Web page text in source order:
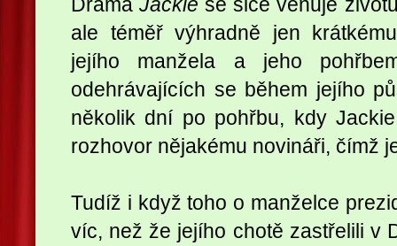
ale téměř výhradně jen
jejího manžela a jeho
odehrávajících se během jejího
několik dní po pohřbu, kdy
rozhovor nějakému novináři, čímž
Tudíž i když toho o manželce
víc, než že jejího chotě zastřelili v